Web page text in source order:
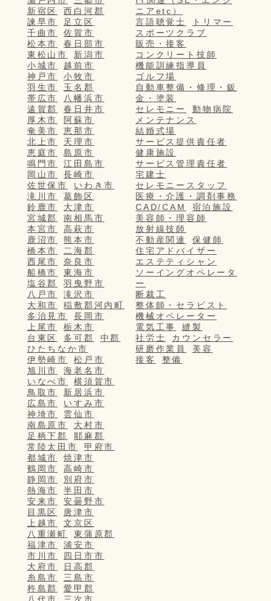
新宿区
西白河郡
諫早市
足立区
千曲市
佐賀市
松本市
春日部市
東松山市
新潟市
小城市
越前市
神戸市
小牧市
羽生市
玉名郡
帯広市
八幡浜市
遠賀郡
春日井市
厚木市
阿蘇市
奄美市
恵那市
北上市
天理市
恵庭市
島原市
鳴門市
江田島市
岡山市
長崎市
佐世保市
いわき市
滝川市
葛飾区
鈴鹿市
大津市
宮城郡
南相馬市
本宮市
高萩市
鹿沼市
熊本市
橋本市
二海郡
西尾市
奈良市
船橋市
東海市
塩谷郡
羽曳野市
八戸市
滝沢市
大和市
稲敷郡河内町
多治見市
長岡市
上尾市
栃木市
台東区
多可郡
中郡
ひたちなか市
伊勢崎市
松戸市
旭川市
海老名市
いなべ市
横須賀市
鳥取市
新居浜市
広島市
いすみ市
神埼市
雲仙市
南島原市
大村市
足柄下郡
耶麻郡
常陸太田市
甲府市
都城市
焼津市
鶴岡市
高崎市
静岡市
別府市
熱海市
半田市
安来市
安曇野市
目黒区
唐津市
上越市
文京区
八重瀬町
東蒲原郡
福津市
浦安市
市川市
四日市市
大府市
日高郡
糸島市
三島市
杵島郡
愛甲郡
八代市
三次市
ニアetc）
言語聴覚士
トリマー
スポーツクラブ
販売・接客
コンクリート技師
機能訓練指導員
ゴルフ場
自動車整備・修理・鈑
金・塗装
セレモニー
動物病院
メンテナンス
結婚式場
サービス提供責任者
健康施設
サービス管理責任者
宅建士
セレモニースタッフ
医療・介護・調剤事務
CAD/CAM
宿泊施設
美容師・理容師
放射線技師
不動産関連
保健師
住宅アドバイザー
エステティシャン
ソーイングオペレータ
ー
断裁工
整体師・セラピスト
機械オペレーター
電気工事
縫製
社労士
カウンセラー
研磨作業員
美容
接客
整備